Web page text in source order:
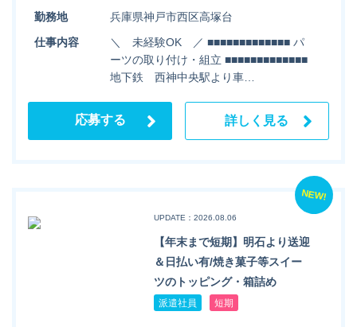
勤務地
兵庫県神戸市西区高塚台
仕事内容
＼ 未経験OK ／ ■■■■■■■■■■■■■ パ
ーツの取り付け・組立 ■■■■■■■■■■■■■
地下鉄 西神中央駅より車…
応募する 詳しく見る
NEW!
UPDATE：2026.08.06
【年末まで短期】明石より送迎
＆日払い有/焼き菓子等スイー
ツのトッピング・箱詰め
派遣社員 短期